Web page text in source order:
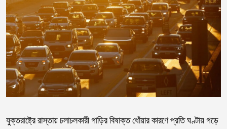
যুক্তরাষ্ট্রে রাস্তায় চলাচলকারী গাড়ির বিষাক্ত ধোঁয়ার কারণে প্রতি ঘণ্টায় গড়ে